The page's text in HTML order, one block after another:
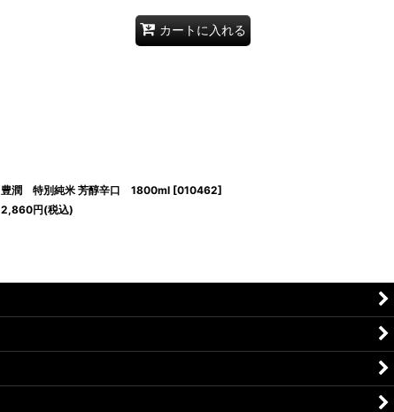
カートに入れる
豊潤 特別純米 芳醇辛口 1800ml [010462]
2,860円(税込)